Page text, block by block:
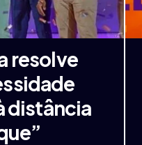
resolve
distância